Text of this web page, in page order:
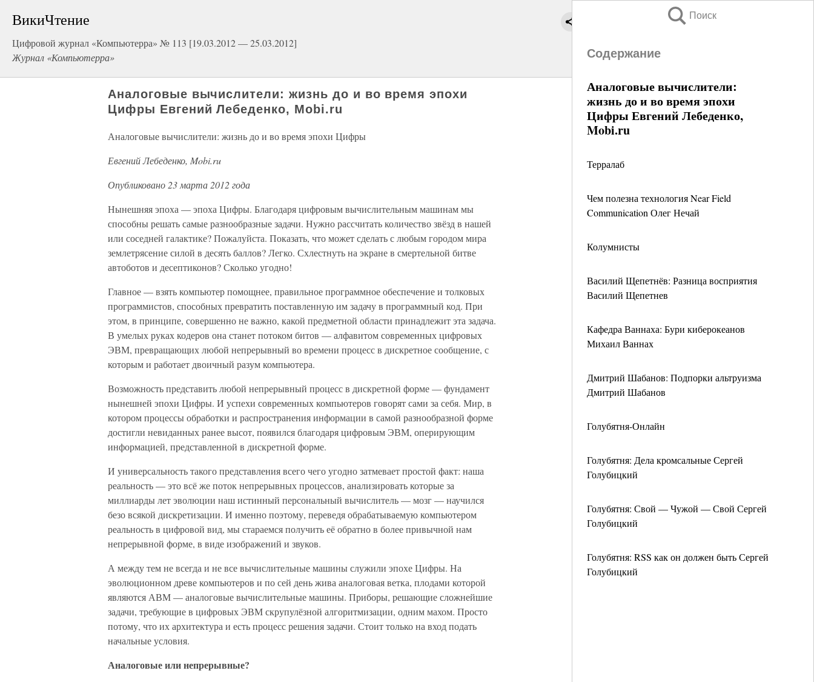
ВикиЧтение
Цифровой журнал «Компьютерра» № 113 [19.03.2012 — 25.03.2012]
Журнал «Компьютерра»
Поиск
Содержание
Аналоговые вычислители:
жизнь до и во время эпохи
Цифры Евгений Лебеденко,
Mobi.ru
Терралаб
Чем полезна технология Near Field
Communication Олег Нечай
Колумнисты
Василий Щепетнёв: Разница восприятия
Василий Щепетнев
Кафедра Ваннаха: Бури киберокеанов
Михаил Ваннах
Дмитрий Шабанов: Подпорки альтруизма
Дмитрий Шабанов
Голубятня-Онлайн
Голубятня: Дела кромсальные Сергей
Голубицкий
Голубятня: Свой — Чужой — Свой Сергей
Голубицкий
Голубятня: RSS как он должен быть Сергей
Голубицкий
Аналоговые вычислители: жизнь до и во время эпохи
Цифры Евгений Лебеденко, Mobi.ru
Аналоговые вычислители: жизнь до и во время эпохи Цифры
Евгений Лебеденко, Mobi.ru
Опубликовано 23 марта 2012 года
Нынешняя эпоха — эпоха Цифры. Благодаря цифровым вычислительным машинам мы
способны решать самые разнообразные задачи. Нужно рассчитать количество звёзд в нашей
или соседней галактике? Пожалуйста. Показать, что может сделать с любым городом мира
землетрясение силой в десять баллов? Легко. Схлестнуть на экране в смертельной битве
автоботов и десептиконов? Сколько угодно!
Главное — взять компьютер помощнее, правильное программное обеспечение и толковых
программистов, способных превратить поставленную им задачу в программный код. При
этом, в принципе, совершенно не важно, какой предметной области принадлежит эта задача.
В умелых руках кодеров она станет потоком битов — алфавитом современных цифровых
ЭВМ, превращающих любой непрерывный во времени процесс в дискретное сообщение, с
которым и работает двоичный разум компьютера.
Возможность представить любой непрерывный процесс в дискретной форме — фундамент
нынешней эпохи Цифры. И успехи современных компьютеров говорят сами за себя. Мир, в
котором процессы обработки и распространения информации в самой разнообразной форме
достигли невиданных ранее высот, появился благодаря цифровым ЭВМ, оперирующим
информацией, представленной в дискретной форме.
И универсальность такого представления всего чего угодно затмевает простой факт: наша
реальность — это всё же поток непрерывных процессов, анализировать которые за
миллиарды лет эволюции наш истинный персональный вычислитель — мозг — научился
безо всякой дискретизации. И именно поэтому, переведя обрабатываемую компьютером
реальность в цифровой вид, мы стараемся получить её обратно в более привычной нам
непрерывной форме, в виде изображений и звуков.
А между тем не всегда и не все вычислительные машины служили эпохе Цифры. На
эволюционном древе компьютеров и по сей день жива аналоговая ветка, плодами которой
являются АВМ — аналоговые вычислительные машины. Приборы, решающие сложнейшие
задачи, требующие в цифровых ЭВМ скрупулёзной алгоритмизации, одним махом. Просто
потому, что их архитектура и есть процесс решения задачи. Стоит только на вход подать
начальные условия.
Аналоговые или непрерывные?